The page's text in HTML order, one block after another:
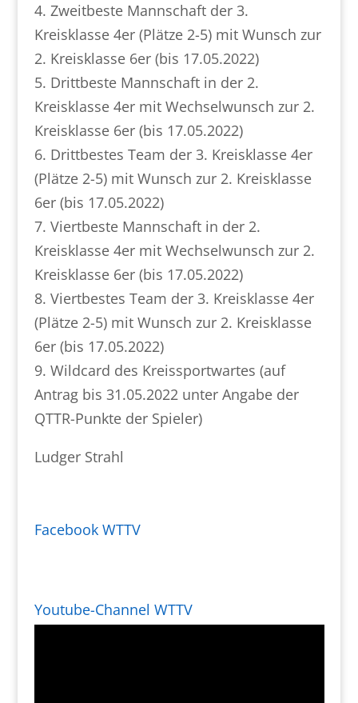
4. Zweitbeste Mannschaft der 3.
Kreisklasse 4er (Plätze 2-5) mit Wunsch zur
2. Kreisklasse 6er (bis 17.05.2022)
5. Drittbeste Mannschaft in der 2.
Kreisklasse 4er mit Wechselwunsch zur 2.
Kreisklasse 6er (bis 17.05.2022)
6. Drittbestes Team der 3. Kreisklasse 4er
(Plätze 2-5) mit Wunsch zur 2. Kreisklasse
6er (bis 17.05.2022)
7. Viertbeste Mannschaft in der 2.
Kreisklasse 4er mit Wechselwunsch zur 2.
Kreisklasse 6er (bis 17.05.2022)
8. Viertbestes Team der 3. Kreisklasse 4er
(Plätze 2-5) mit Wunsch zur 2. Kreisklasse
6er (bis 17.05.2022)
9. Wildcard des Kreissportwartes (auf
Antrag bis 31.05.2022 unter Angabe der
QTTR-Punkte der Spieler)
Ludger Strahl
Facebook WTTV
Youtube-Channel WTTV